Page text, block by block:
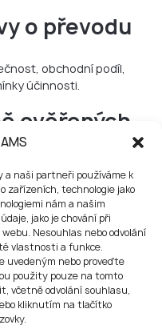
a naši partneři používáme k
zařízeních, technologie jako
nám a našim
jako je chování při
Nesouhlas nebo odvolání
vlastnosti a funkce.
uvedeným nebo proveďte
použity pouze na tomto
včetně odvolání souhlasu,
kliknutím na tlačítko
o převodu
obchodní podíl,
účinnosti.
ověřených
aby převod nabyl
by měla aktualizovat
obchodního